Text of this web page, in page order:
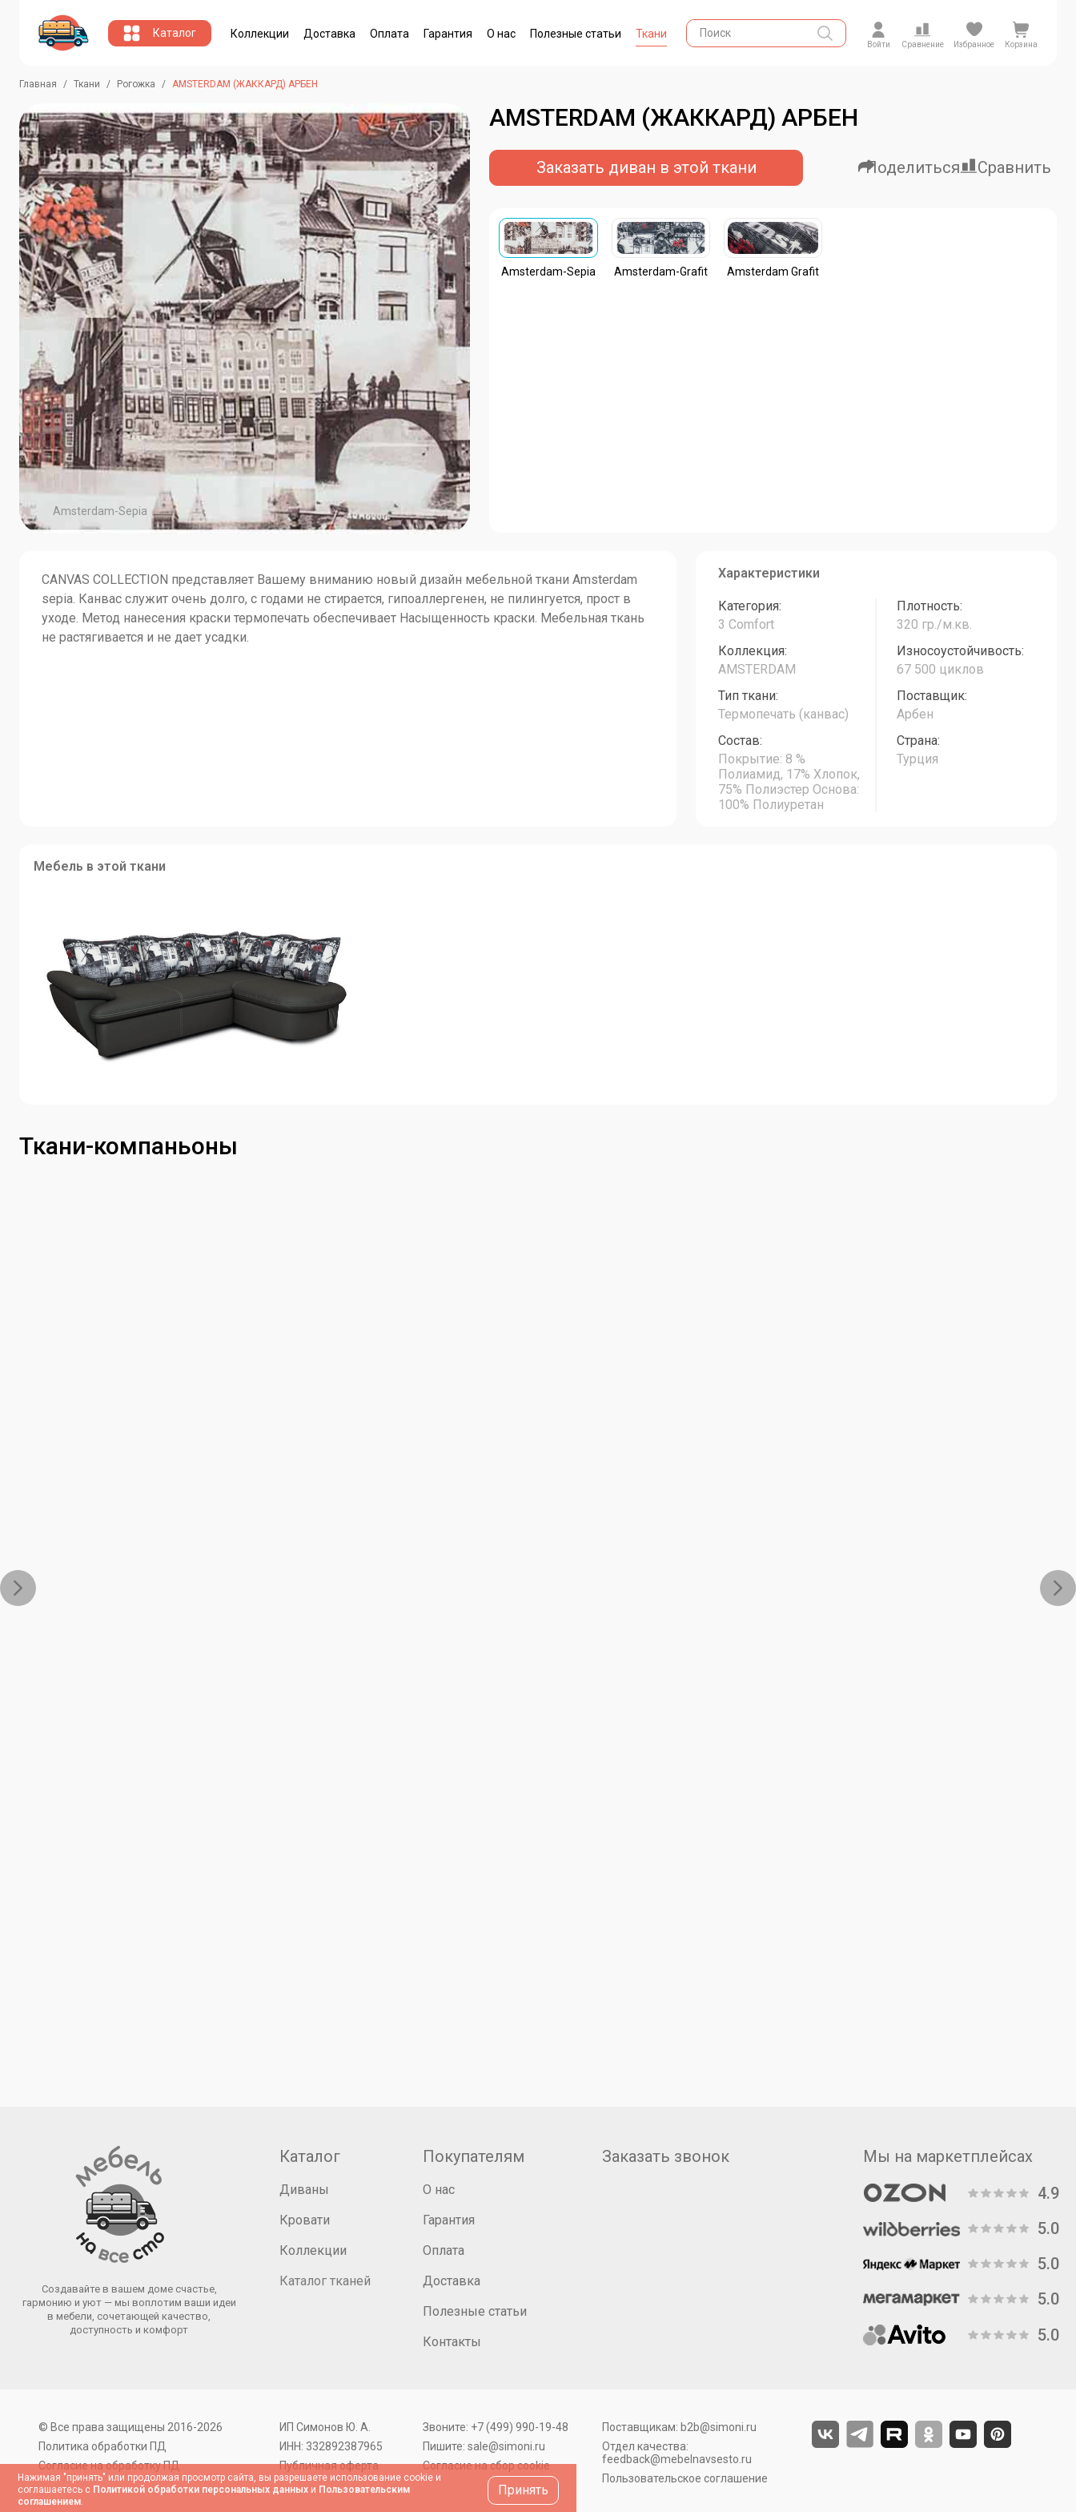
Каталог Коллекции Доставка Оплата Гарантия О нас Полезные статьи Ткани
Войти Сравнение Избранное Корзина
Главная Ткани Рогожка AMSTERDAM (ЖАККАРД) АРБЕН
Amsterdam-Sepia
AMSTERDAM (ЖАККАРД) АРБЕН
Заказать диван в этой ткани Поделиться Сравнить
Amsterdam-Sepia Amsterdam-Grafit Amsterdam Grafit
CANVAS COLLECTION представляет Вашему вниманию новый дизайн мебельной ткани Amsterdam
sepia. Канвас служит очень долго, с годами не стирается, гипоаллергенен, не пилингуется, прост в
уходе. Метод нанесения краски термопечать обеспечивает Насыщенность краски. Мебельная ткань
не растягивается и не дает усадки.
Характеристики
Категория:
3 Comfort
Плотность:
320 гр./м.кв.
Коллекция:
AMSTERDAM
Износоустойчивость:
67 500 циклов
Тип ткани:
Термопечать (канвас)
Поставщик:
Арбен
Состав:
Покрытие: 8 %
Полиамид, 17% Хлопок,
75% Полиэстер Основа:
100% Полиуретан
Страна:
Турция
Мебель в этой ткани
Ткани-компаньоны
Создавайте в вашем доме счастье,
гармонию и уют — мы воплотим ваши идеи
в мебели, сочетающей качество,
доступность и комфорт
Каталог
Диваны
Кровати
Коллекции
Каталог тканей
Покупателям
О нас
Гарантия
Оплата
Доставка
Полезные статьи
Контакты
Заказать звонок
Мы на маркетплейсах
4.9
5.0
5.0
5.0
5.0
© Все права защищены 2016-2026
Политика обработки ПД
Согласие на обработку ПД
ИП Симонов Ю. А.
ИНН: 332892387965
Публичная оферта
Звоните: +7 (499) 990-19-48
Пишите: sale@simoni.ru
Согласие на сбор cookie
Поставщикам: b2b@simoni.ru
Отдел качества:
feedback@mebelnavsesto.ru
Пользовательское соглашение
Нажимая "принять" или продолжая просмотр сайта, вы разрешаете использование cookie и
соглашаетесь с Политикой обработки персональных данных и Пользовательским
соглашением.
Принять